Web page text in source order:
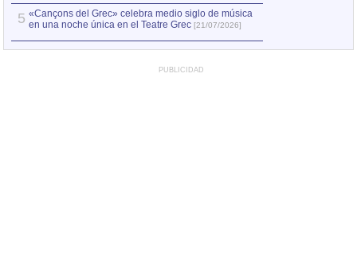
5 «Cançons del Grec» celebra medio siglo de música
en una noche única en el Teatre Grec [21/07/2026]
PUBLICIDAD